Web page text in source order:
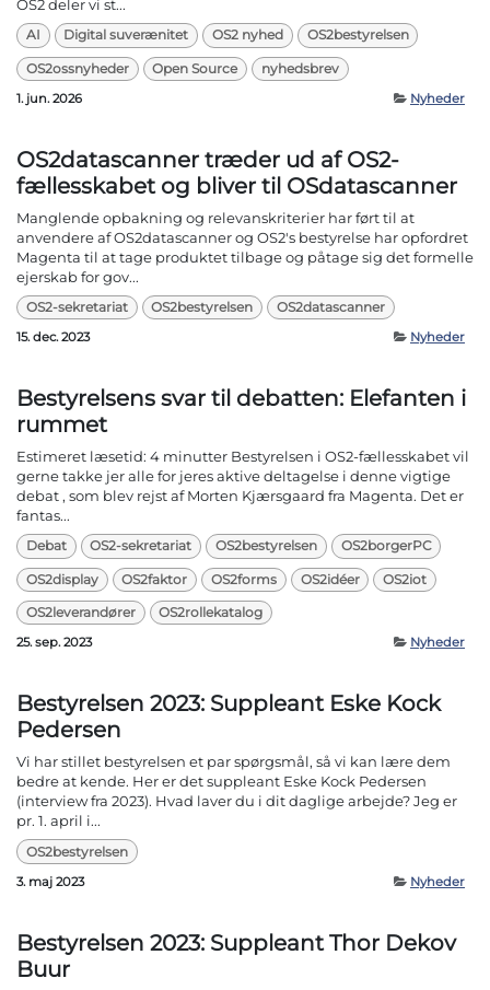
OS2 deler vi st...
AI Digital suverænitet OS2 nyhed OS2bestyrelsen
OS2ossnyheder Open Source nyhedsbrev
1. jun. 2026 Nyheder
OS2datascanner træder ud af OS2-
fællesskabet og bliver til OSdatascanner
Manglende opbakning og relevanskriterier har ført til at
anvendere af OS2datascanner og OS2's bestyrelse har opfordret
Magenta til at tage produktet tilbage og påtage sig det formelle
ejerskab for gov...
OS2-sekretariat OS2bestyrelsen OS2datascanner
15. dec. 2023 Nyheder
Bestyrelsens svar til debatten: Elefanten i
rummet
Estimeret læsetid: 4 minutter Bestyrelsen i OS2-fællesskabet vil
gerne takke jer alle for jeres aktive deltagelse i denne vigtige
debat , som blev rejst af Morten Kjærsgaard fra Magenta. Det er
fantas...
Debat OS2-sekretariat OS2bestyrelsen OS2borgerPC
OS2display OS2faktor OS2forms OS2idéer OS2iot
OS2leverandører OS2rollekatalog
25. sep. 2023 Nyheder
Bestyrelsen 2023: Suppleant Eske Kock
Pedersen
Vi har stillet bestyrelsen et par spørgsmål, så vi kan lære dem
bedre at kende. Her er det suppleant Eske Kock Pedersen
(interview fra 2023). Hvad laver du i dit daglige arbejde? Jeg er
pr. 1. april i...
OS2bestyrelsen
3. maj 2023 Nyheder
Bestyrelsen 2023: Suppleant Thor Dekov
Buur